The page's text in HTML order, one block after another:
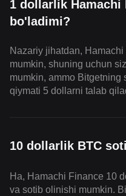
1 dollarlik Hamachi
bo'ladimi?
Nazariy jihatdan,
mumkin, shuning uchun
mumkin, ammo Bitgetning
qiymati 5 dollarni talab
10 dollarlik BTC
Ha, Hamachi Finance 10
va sotib olinishi mumkin.